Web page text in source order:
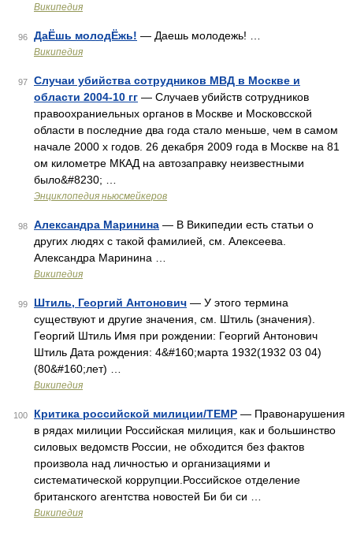
Википедия
96 ДаЁшь молодЁжь! — Даешь молодежь! …
Википедия
97
Случаи убийства сотрудников МВД в Москве и
области 2004-10 гг — Случаев убийств сотрудников
правоохраниельных органов в Москве и Московсской
области в последние два года стало меньше, чем в самом
начале 2000 х годов. 26 декабря 2009 года в Москве на 81
ом километре МКАД на автозаправку неизвестными
было&#8230; …
Энциклопедия ньюсмейкеров
98 Александра Маринина — В Википедии есть статьи о
других людях с такой фамилией, см. Алексеева.
Александра Маринина …
Википедия
99 Штиль, Георгий Антонович — У этого термина
существуют и другие значения, см. Штиль (значения).
Георгий Штиль Имя при рождении: Георгий Антонович
Штиль Дата рождения: 4&#160;марта 1932(1932 03 04)
(80&#160;лет) …
Википедия
100 Критика российской милиции/TEMP — Правонарушения
в рядах милиции Российская милиция, как и большинство
силовых ведомств России, не обходится без фактов
произвола над личностью и организациями и
систематической коррупции.Российское отделение
британского агентства новостей Би би си …
Википедия